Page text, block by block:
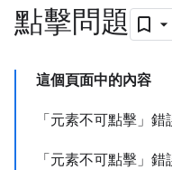
點擊問題
這個頁面中的內容
「元素不可點擊」錯
「元素不可點擊」錯